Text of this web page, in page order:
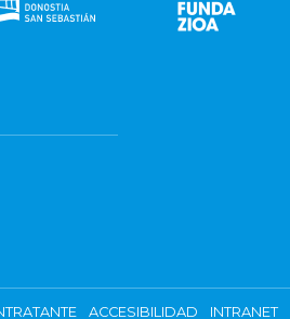
ACCESIBILIDAD INTRANET